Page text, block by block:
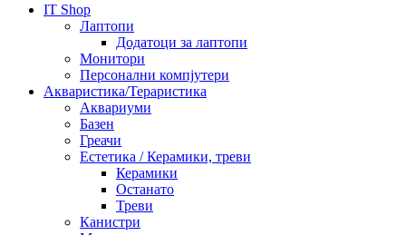
IT Shop
Лаптопи
Додатоци за лаптопи
Монитори
Персонални компјутери
Акваристика/Тераристика
Аквариуми
Базен
Греачи
Естетика / Керамики, треви
Керамики
Останато
Треви
Канистри